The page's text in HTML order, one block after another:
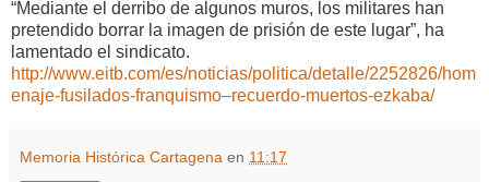
“Mediante el derribo de algunos muros, los militares han
pretendido borrar la imagen de prisión de este lugar”, ha
lamentado el sindicato.
http://www.eitb.com/es/noticias/politica/detalle/2252826/hom
enaje-fusilados-franquismo–recuerdo-muertos-ezkaba/
Memoria Histórica Cartagena en 11:17